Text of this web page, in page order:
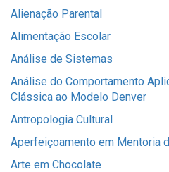
Alienação Parental
Alimentação Escolar
Análise de Sistemas
Análise do Comportamento
Clássica ao Modelo Denver
Antropologia Cultural
Aperfeiçoamento em Mentoria
Arte em Chocolate